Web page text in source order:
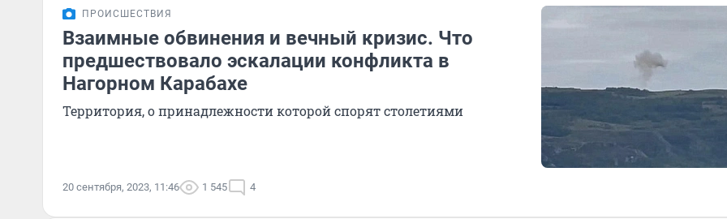
ПРОИСШЕСТВИЯ
Взаимные обвинения и вечный кризис. Что
предшествовало эскалации конфликта в
Нагорном Карабахе
Территория, о принадлежности которой спорят столетиями
20 сентября, 2023, 11:46 1 545 4